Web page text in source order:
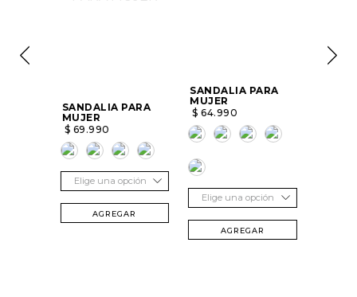
SANDALIA PARA
MUJER
$ 69 .990
Elige una opción
AGREGAR
SANDALIA PARA
MUJER
$ 64.990
Elige una opción
AGREGAR